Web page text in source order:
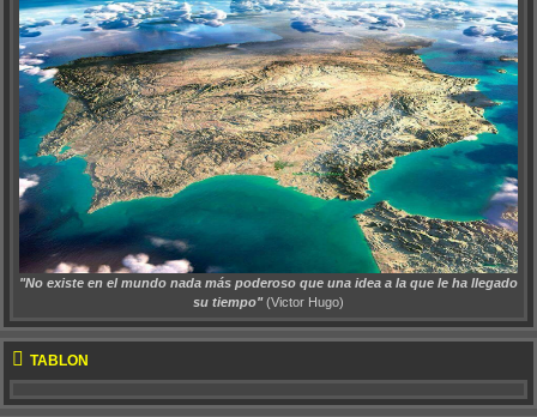
"No existe en el mundo nada más poderoso que una idea a la que le ha llegado
su tiempo"(Victor Hugo)
TABLÓN